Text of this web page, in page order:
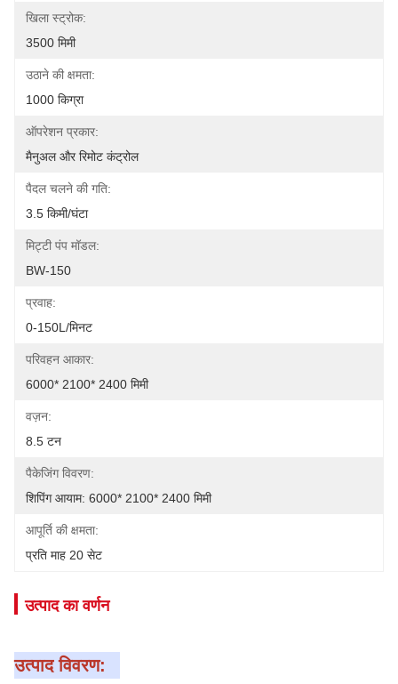
खिला स्ट्रोक:
3500 मिमी
उठाने की क्षमता:
1000 किग्रा
ऑपरेशन प्रकार:
मैनुअल और रिमोट कंट्रोल
पैदल चलने की गति:
3.5 किमी/घंटा
मिट्टी पंप मॉडल:
BW-150
प्रवाह:
0-150L/मिनट
परिवहन आकार:
6000* 2100* 2400 मिमी
वज़न:
8.5 टन
पैकेजिंग विवरण:
शिपिंग आयाम: 6000* 2100* 2400 मिमी
आपूर्ति की क्षमता:
प्रति माह 20 सेट
उत्पाद का वर्णन
उत्पाद विवरण: